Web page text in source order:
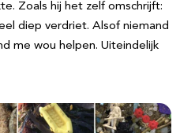
Zoals hij het zelf omschrijft:
diep verdriet. Alsof niemand
me wou helpen. Uiteindelijk